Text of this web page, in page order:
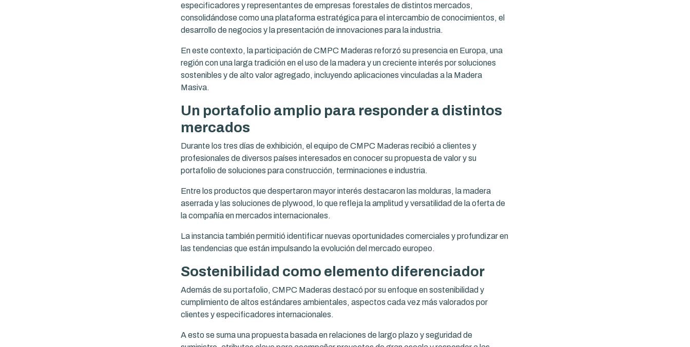
especificadores y representantes de empresas forestales de distintos mercados,
consolidándose como una plataforma estratégica para el intercambio de conocimientos, el
desarrollo de negocios y la presentación de innovaciones para la industria.
En este contexto, la participación de CMPC Maderas reforzó su presencia en Europa, una
región con una larga tradición en el uso de la madera y un creciente interés por soluciones
sostenibles y de alto valor agregado, incluyendo aplicaciones vinculadas a la Madera
Masiva.
Un portafolio amplio para responder a distintos
mercados
Durante los tres días de exhibición, el equipo de CMPC Maderas recibió a clientes y
profesionales de diversos países interesados en conocer su propuesta de valor y su
portafolio de soluciones para construcción, terminaciones e industria.
Entre los productos que despertaron mayor interés destacaron las molduras, la madera
aserrada y las soluciones de plywood, lo que refleja la amplitud y versatilidad de la oferta de
la compañía en mercados internacionales.
La instancia también permitió identificar nuevas oportunidades comerciales y profundizar en
las tendencias que están impulsando la evolución del mercado europeo.
Sostenibilidad como elemento diferenciador
Además de su portafolio, CMPC Maderas destacó por su enfoque en sostenibilidad y
cumplimiento de altos estándares ambientales, aspectos cada vez más valorados por
clientes y especificadores internacionales.
A esto se suma una propuesta basada en relaciones de largo plazo y seguridad de